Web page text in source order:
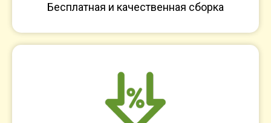
Бесплатная и качественная сборка